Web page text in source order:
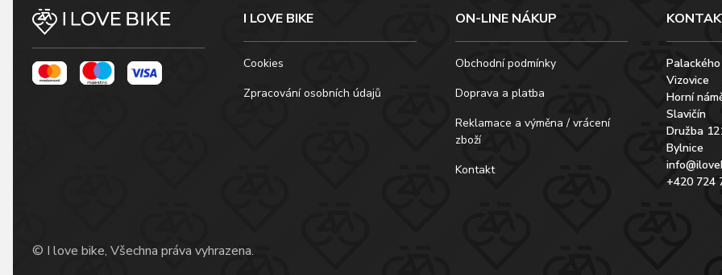
I LOVE BIKE
Cookies
Zpracování osobních údajů
ON-LINE NÁKUP
Obchodní podmínky
Doprava a platba
Reklamace a výměna / vrácení
zboží
Kontakt
Vizovice
Horní
Slavičín
Družba
Bylnice
+420 724
© I love bike, Všechna práva vyhrazena.